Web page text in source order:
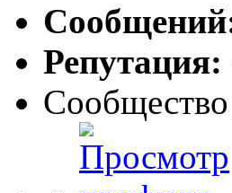
Репутация:
Сообщество